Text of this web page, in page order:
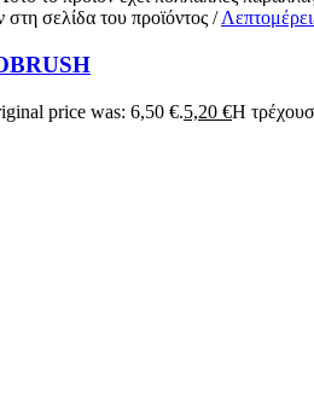
στη σελίδα του προϊόντος /
price was: 6,50 €.5,20 €Η